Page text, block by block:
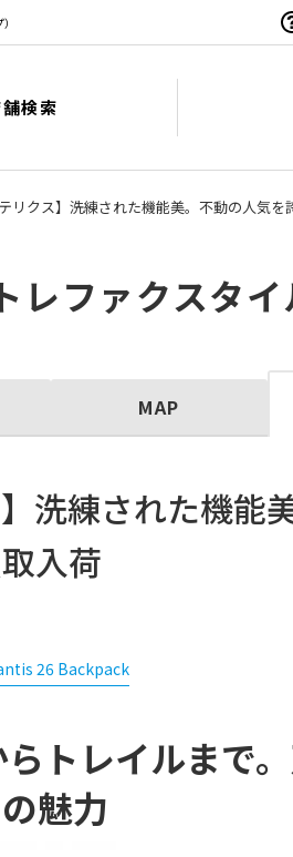
検索
テリクス】洗練された機能美。不動の人気
レファクスタ
MAP
洗練された機能
入荷
26 Backpack
らトレイルまで
魅力